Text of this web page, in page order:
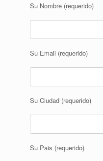
Su Nombre (requerido)
Su Email (requerido)
Su Ciudad (requerido)
Su Pais (requerido)